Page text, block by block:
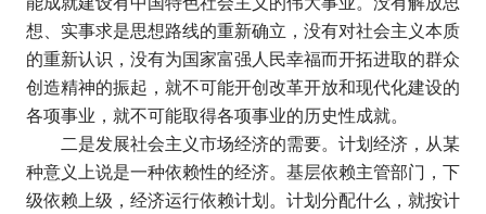
想、实事求是思想路线的重新确立，没有对社会主义本质
的重新认识，没有为国家富强人民幸福而开拓进取的群众
创造精神的振起，就不可能开创改革开放和现代化建设的
各项事业，就不可能取得各项事业的历史性成就。
二是发展社会主义市场经济的需要。计划经济，从某
种意义上说是一种依赖性的经济。基层依赖主管部门，下
级依赖上级，经济运行依赖计划。计划分配什么，就按计